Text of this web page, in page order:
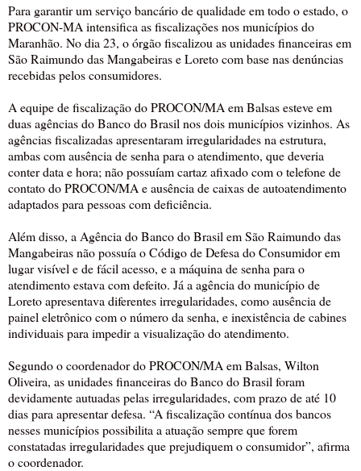
Para garantir um serviço bancário de qualidade em todo o estado, o
PROCON-MA intensifica as fiscalizações nos municípios do
Maranhão. No dia 23, o órgão fiscalizou as unidades financeiras em
São Raimundo das Mangabeiras e Loreto com base nas denúncias
recebidas pelos consumidores.
A equipe de fiscalização do PROCON/MA em Balsas esteve em
duas agências do Banco do Brasil nos dois municípios vizinhos. As
agências fiscalizadas apresentaram irregularidades na estrutura,
ambas com ausência de senha para o atendimento, que deveria
conter data e hora; não possuíam cartaz afixado com o telefone de
contato do PROCON/MA e ausência de caixas de autoatendimento
adaptados para pessoas com deficiência.
Além disso, a Agência do Banco do Brasil em São Raimundo das
Mangabeiras não possuía o Código de Defesa do Consumidor em
lugar visível e de fácil acesso, e a máquina de senha para o
atendimento estava com defeito. Já a agência do município de
Loreto apresentava diferentes irregularidades, como ausência de
painel eletrônico com o número da senha, e inexistência de cabines
individuais para impedir a visualização do atendimento.
Segundo o coordenador do PROCON/MA em Balsas, Wilton
Oliveira, as unidades financeiras do Banco do Brasil foram
devidamente autuadas pelas irregularidades, com prazo de até 10
dias para apresentar defesa. “A fiscalização contínua dos bancos
nesses municípios possibilita a atuação sempre que forem
constatadas irregularidades que prejudiquem o consumidor”, afirma
o coordenador.